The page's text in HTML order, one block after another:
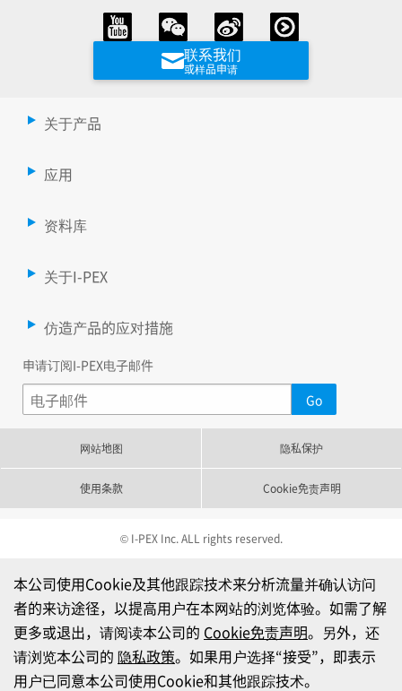
联系我们
或样品申请
关于产品
应用
资料库
关于I-PEX
仿造产品的应对措施
申请订阅I-PEX电子邮件
网站地图 隐私保护
使用条款 Cookie免责声明
© I-PEX Inc. ALL rights reserved.
本公司使用Cookie及其他跟踪技术来分析流量并确认访问
者的来访途径，以提高用户在本网站的浏览体验。如需了解
更多或退出，请阅读本公司的 Cookie免责声明。另外，还
请浏览本公司的 隐私政策。如果用户选择“接受”，即表示
用户已同意本公司使用Cookie和其他跟踪技术。